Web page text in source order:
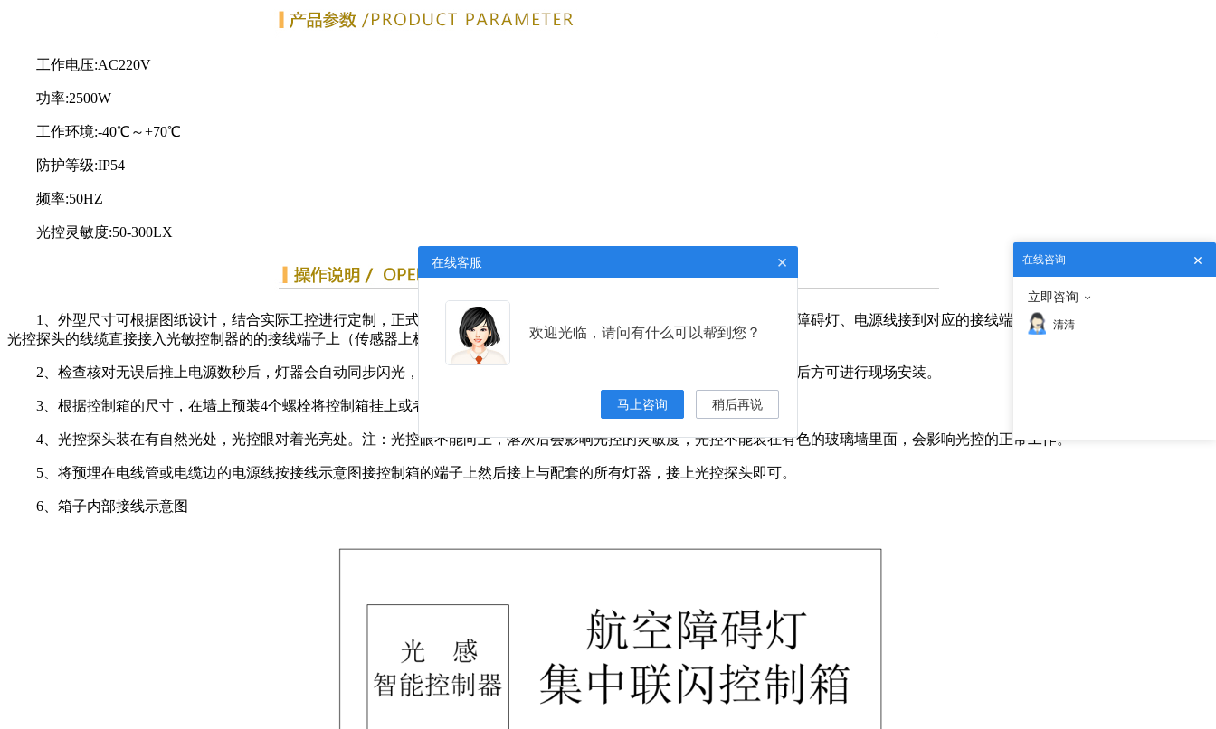
工作电压:AC220V
功率:2500W
工作环境:-40℃～+70℃
防护等级:IP54
频率:50HZ
光控灵敏度:50-300LX
1、外型尺寸可根据图纸设计，结合实际工控进行定制，正式安装前请开箱试灯；按照我公司接线端子上的标签。将航空障碍灯、电源线接到对应的接线端子上，其中双色线为接地线，
光控探头的线缆直接接入光敏控制器的的接线端子上（传感器上标记有±，一一对应接好即可）。
2、检查核对无误后推上电源数秒后，灯器会自动同步闪光，请先将光控眼遮住，试光控时再将遮物拿掉。灯器全部正常后方可进行现场安装。
3、根据控制箱的尺寸，在墙上预装4个螺栓将控制箱挂上或者直接用膨胀螺丝现场安装即可。
4、光控探头装在有自然光处，光控眼对着光亮处。注：光控眼不能向上，落灰后会影响光控的灵敏度，光控不能装在有色的玻璃墙里面，会影响光控的正常工作。
5、将预埋在电线管或电缆边的电源线按接线示意图接控制箱的端子上然后接上与配套的所有灯器，接上光控探头即可。
6、箱子内部接线示意图
在线咨询
立即咨询
清清
在线客服
欢迎光临，请问有什么可以帮到您？
马上咨询 稍后再说
×